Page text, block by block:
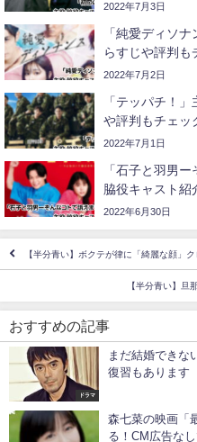
2022年7月3日
「純愛ディソ
らすじや評判も
2022年7月2日
「テッパチ！
や評判もチェッ
2022年7月1日
「石子と羽男
脇役キャスト紹
2022年6月30日
【半分青い】ボクテが律に「綺麗な顔」
【半分青い】旦
おすすめの記事
ドラマ
まだ結婚できな
復習もあります
森七菜の映画「
る！CM広告な